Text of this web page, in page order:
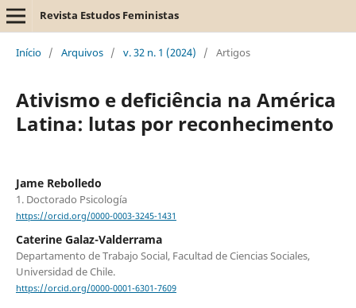
Revista Estudos Feministas
Início / Arquivos / v. 32 n. 1 (2024) / Artigos
Ativismo e deficiência na América
Latina: lutas por reconhecimento
Jame Rebolledo
1. Doctorado Psicología
https://orcid.org/0000-0003-3245-1431
Caterine Galaz-Valderrama
Departamento de Trabajo Social, Facultad de Ciencias Sociales,
Universidad de Chile.
https://orcid.org/0000-0001-6301-7609